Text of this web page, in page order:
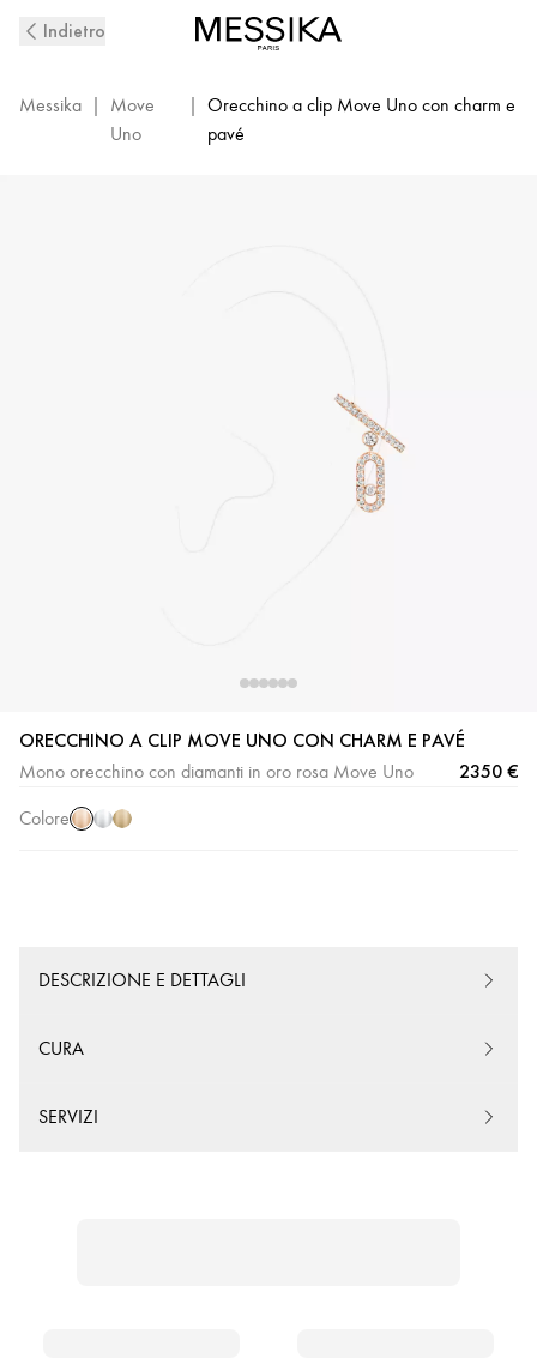
orecchino
diamanti
Indietro
Messika |
Move
Uno
| Orecchino a clip Move Uno con charm e
pavé
ORECCHINO A CLIP MOVE UNO CON CHARM E PAVÉ
Mono orecchino con diamanti in oro rosa Move Uno 2350 €
Colore
rosa
Oro
bianco
Oro
giallo
DESCRIZIONE E DETTAGLI
CURA
SERVIZI